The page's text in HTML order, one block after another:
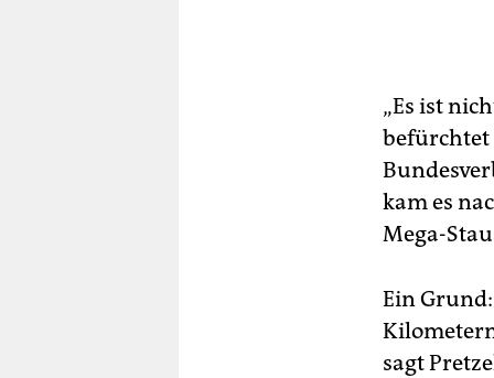
„Es ist
befürchtet
kam es
Mega-
Ein
sagt